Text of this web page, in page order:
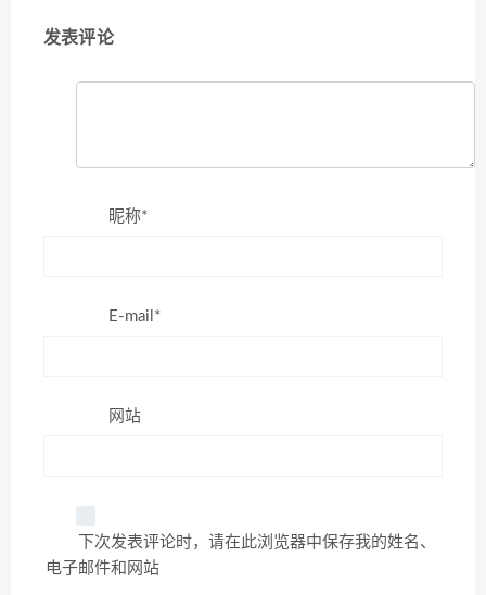
发表评论
昵称*
E-mail*
网站
下次发表评论时，请在此浏览器中保存我的姓名、
电子邮件和网站